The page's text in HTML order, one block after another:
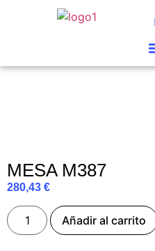
MESA M387
280,43 €
Añadir al carrito